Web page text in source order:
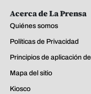
Acerca de La Prensa
Quiénes somos
Políticas de Privacidad
Principios de aplicación
Mapa del sitio
Kiosco